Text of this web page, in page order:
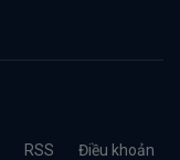
RSS Điều khoản